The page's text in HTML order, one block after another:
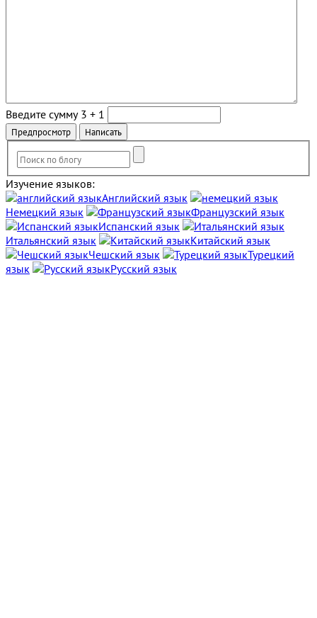
Введите сумму 3 + 1
Изучение языков:
Английский язык
Немецкий язык
Французский язык
Испанский язык
Итальянский язык
Китайский язык
Чешский язык
Турецкий
язык
Русский язык